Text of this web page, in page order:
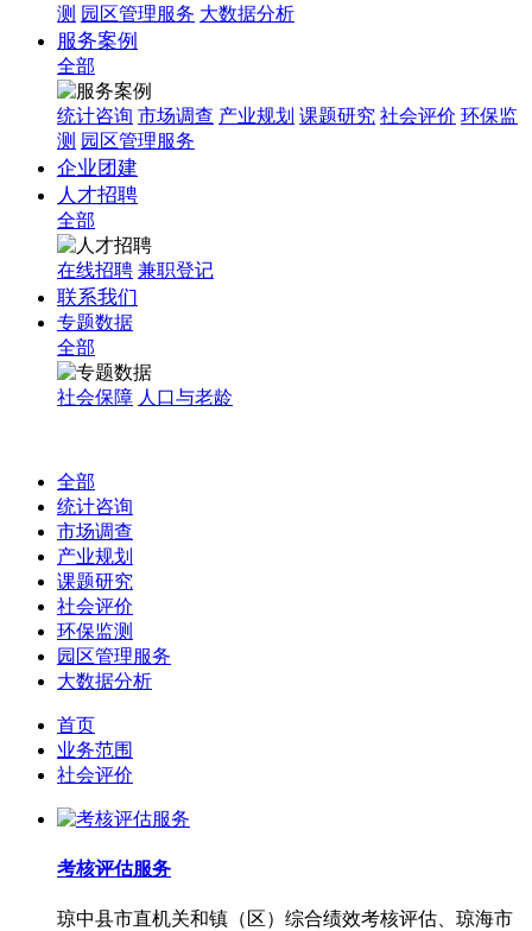
测 园区管理服务 大数据分析
服务案例
全部
统计咨询 市场调查 产业规划 课题研究 社会评价 环保监
测 园区管理服务
企业团建
人才招聘
全部
在线招聘 兼职登记
联系我们
专题数据
全部
社会保障 人口与老龄
全部
统计咨询
市场调查
产业规划
课题研究
社会评价
环保监测
园区管理服务
大数据分析
首页
业务范围
社会评价
考核评估服务
琼中县市直机关和镇（区）综合绩效考核评估、琼海市